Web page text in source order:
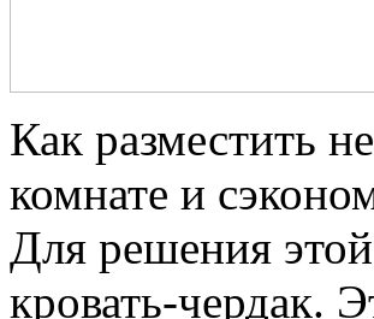
Как разместить
комнате и
Для решения
кровать-чердак.